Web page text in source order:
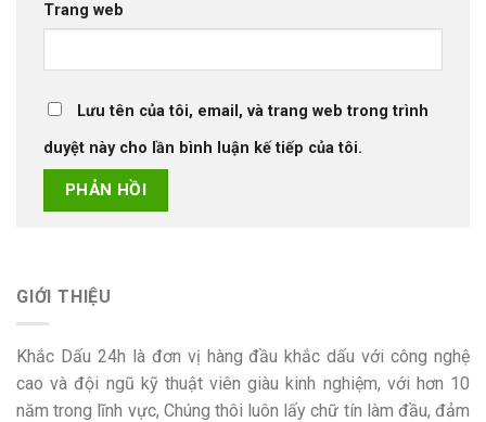
Trang web
Lưu tên của tôi, email, và trang web trong trình
duyệt này cho lần bình luận kế tiếp của tôi.
GIỚI THIỆU
Khắc Dấu 24h là đơn vị hàng đầu khắc dấu với công nghệ
cao và đội ngũ kỹ thuật viên giàu kinh nghiệm, với hơn 10
năm trong lĩnh vực, Chúng thôi luôn lấy chữ tín làm đầu, đảm